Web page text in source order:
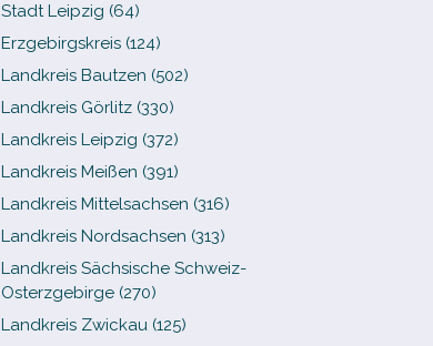
Stadt Leipzig (64)
Erzgebirgskreis (124)
Landkreis Bautzen (502)
Landkreis Görlitz (330)
Landkreis Leipzig (372)
Landkreis Meißen (391)
Landkreis Mittelsachsen (316)
Landkreis Nordsachsen (313)
Landkreis Sächsische Schweiz-​
Osterzgebirge (270)
Landkreis Zwickau (125)